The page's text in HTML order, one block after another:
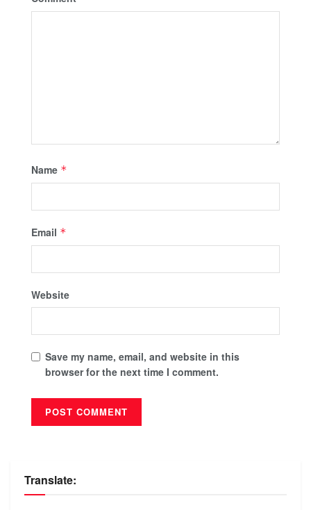
Name *
Email *
Website
Save my name, email, and website in this
browser for the next time I comment.
Translate: